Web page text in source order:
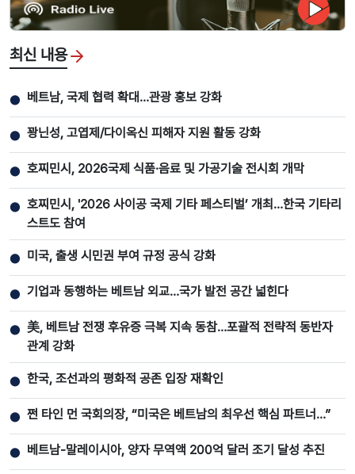
최신 내용
● 베트남, 국제 협력 확대…관광 홍보 강화
● 꽝닌성, 고엽제/다이옥신 피해자 지원 활동 강화
● 호찌민시, 2026국제 식품·음료 및 가공기술 전시회 개막
● 호찌민시, '2026 사이공 국제 기타 페스티벌’ 개최…한국 기타리
스트도 참여
● 미국, 출생 시민권 부여 규정 공식 강화
● 기업과 동행하는 베트남 외교…국가 발전 공간 넓힌다
● 美, 베트남 전쟁 후유증 극복 지속 동참…포괄적 전략적 동반자
관계 강화
● 한국, 조선과의 평화적 공존 입장 재확인
● 쩐 타인 먼 국회의장, “미국은 베트남의 최우선 핵심 파트너…”
● 베트남-말레이시아, 양자 무역액 200억 달러 조기 달성 추진